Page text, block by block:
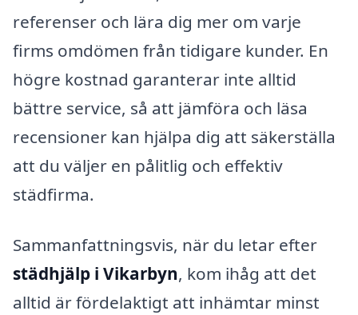
referenser och lära dig mer om varje
firms omdömen från tidigare kunder. En
högre kostnad garanterar inte alltid
bättre service, så att jämföra och läsa
recensioner kan hjälpa dig att säkerställa
att du väljer en pålitlig och effektiv
städfirma.
Sammanfattningsvis, när du letar efter
städhjälp i Vikarbyn, kom ihåg att det
alltid är fördelaktigt att inhämtar minst